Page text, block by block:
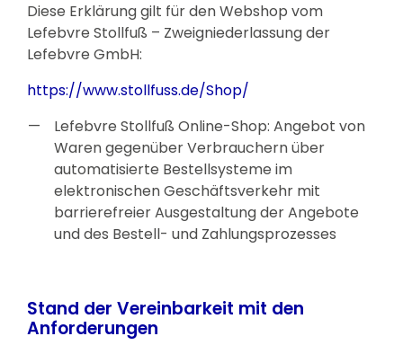
Diese Erklärung gilt für den Webshop vom
Lefebvre Stollfuß – Zweigniederlassung der
Lefebvre GmbH:
https://www.stollfuss.de/Shop/
Lefebvre Stollfuß Online-Shop: Angebot von
Waren gegenüber Verbrauchern über
automatisierte Bestellsysteme im
elektronischen Geschäftsverkehr mit
barrierefreier Ausgestaltung der Angebote
und des Bestell- und Zahlungsprozesses
Stand der Vereinbarkeit mit den
Anforderungen